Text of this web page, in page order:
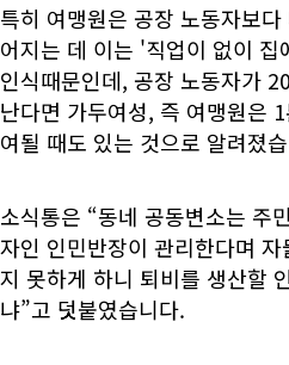
특히 여맹원은 공장 노동자보
어지는 데 이는 '직업이 없이 집
인식때문인데, 공장 노동자가
난다면 가두여성, 즉 여맹원은
여될 때도 있는 것으로 알려졌
소식통은 “동네 공동변소는 주
자인 인민반장이 관리한다며
지 못하게 하니 퇴비를 생산할
냐”고 덧붙였습니다.